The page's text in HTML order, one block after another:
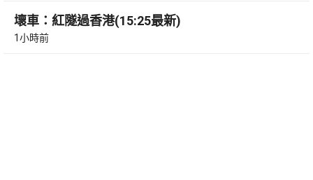
壞車：紅隧過香港(15:25最新)
1小時前